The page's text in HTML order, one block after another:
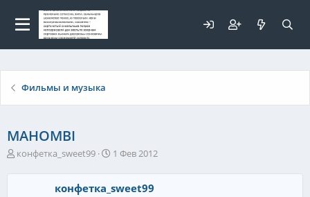
Фильмы и музыка
MAHOMBI
А
т
конфетка_sweet99
Д
т
а
1 Фев 2012
конфетка_sweet99
Для любых предложений по
сайту: elaizik@cp9.ru